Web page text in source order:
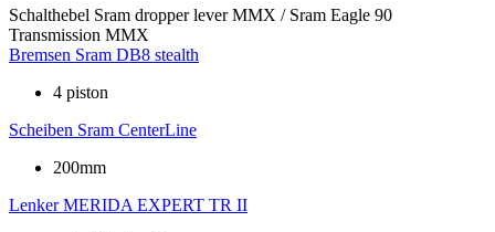
Schalthebel Sram dropper lever MMX / Sram Eagle 90
Transmission MMX
Bremsen Sram DB8 stealth
4 piston
Scheiben Sram CenterLine
200mm
Lenker MERIDA EXPERT TR II